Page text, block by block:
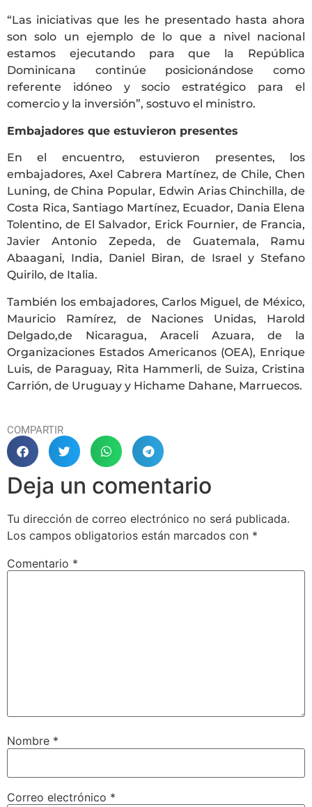
“Las iniciativas que les he presentado hasta ahora
son solo un ejemplo de lo que a nivel nacional
estamos ejecutando para que la República
Dominicana continúe posicionándose como
referente idóneo y socio estratégico para el
comercio y la inversión”, sostuvo el ministro.
Embajadores que estuvieron presentes
En el encuentro, estuvieron presentes, los
embajadores, Axel Cabrera Martínez, de Chile, Chen
Luning, de China Popular, Edwin Arias Chinchilla, de
Costa Rica, Santiago Martínez, Ecuador, Dania Elena
Tolentino, de El Salvador, Erick Fournier, de Francia,
Javier Antonio Zepeda, de Guatemala, Ramu
Abaagani, India, Daniel Biran, de Israel y Stefano
Quirilo, de Italia.
También los embajadores, Carlos Miguel, de México,
Mauricio Ramírez, de Naciones Unidas, Harold
Delgado,de Nicaragua, Araceli Azuara, de la
Organizaciones Estados Americanos (OEA), Enrique
Luis, de Paraguay, Rita Hammerli, de Suiza, Cristina
Carrión, de Uruguay y Hichame Dahane, Marruecos.
COMPARTIR
Deja un comentario
Tu dirección de correo electrónico no será publicada.
Los campos obligatorios están marcados con *
Comentario *
Nombre *
Correo electrónico *